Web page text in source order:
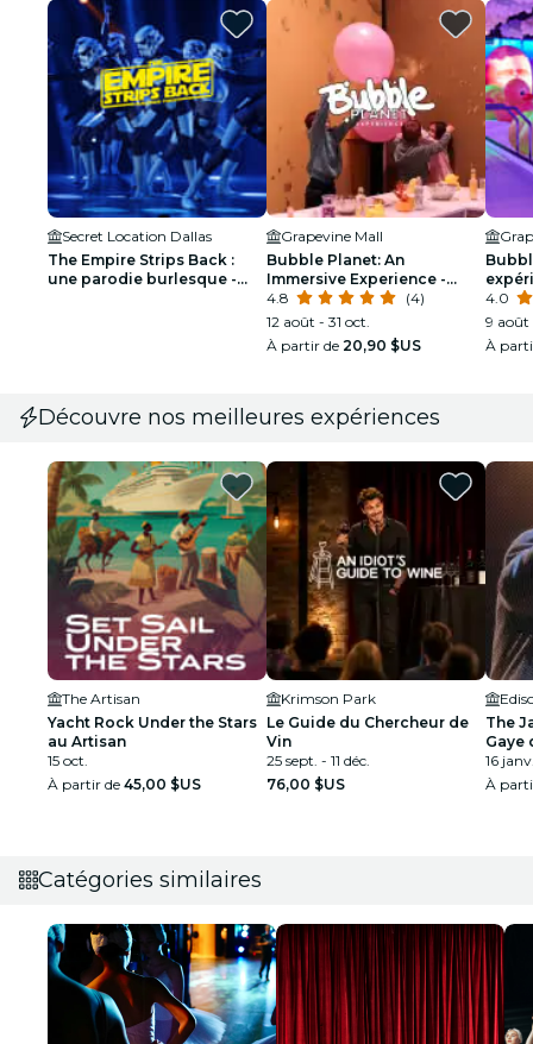
Secret Location Dallas
The Empire Strips Back :
une parodie burlesque -
Grapevine Mall
Bubble Planet: An
Immersive Experience -
Anniversaire
4.8
(4)
12 août - 31 oct.
À partir de 20,90 $US
Dallas
4.0
9 août
À
Découvre nos meilleures expériences
The Artisan
Yacht Rock Under the Stars
au Artisan
15 oct.
À partir de 45,00 $US
Krimson Park
Le Guide du Chercheur de
Vin
25 sept. - 11 déc.
76,00 $US
The
Gaye
16
À
Catégories similaires